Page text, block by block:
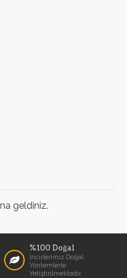
geldiniz.
%100 Doğal
İncirlerimiz Doğal
Yöntemlerle
Yetiştirilmektedir.